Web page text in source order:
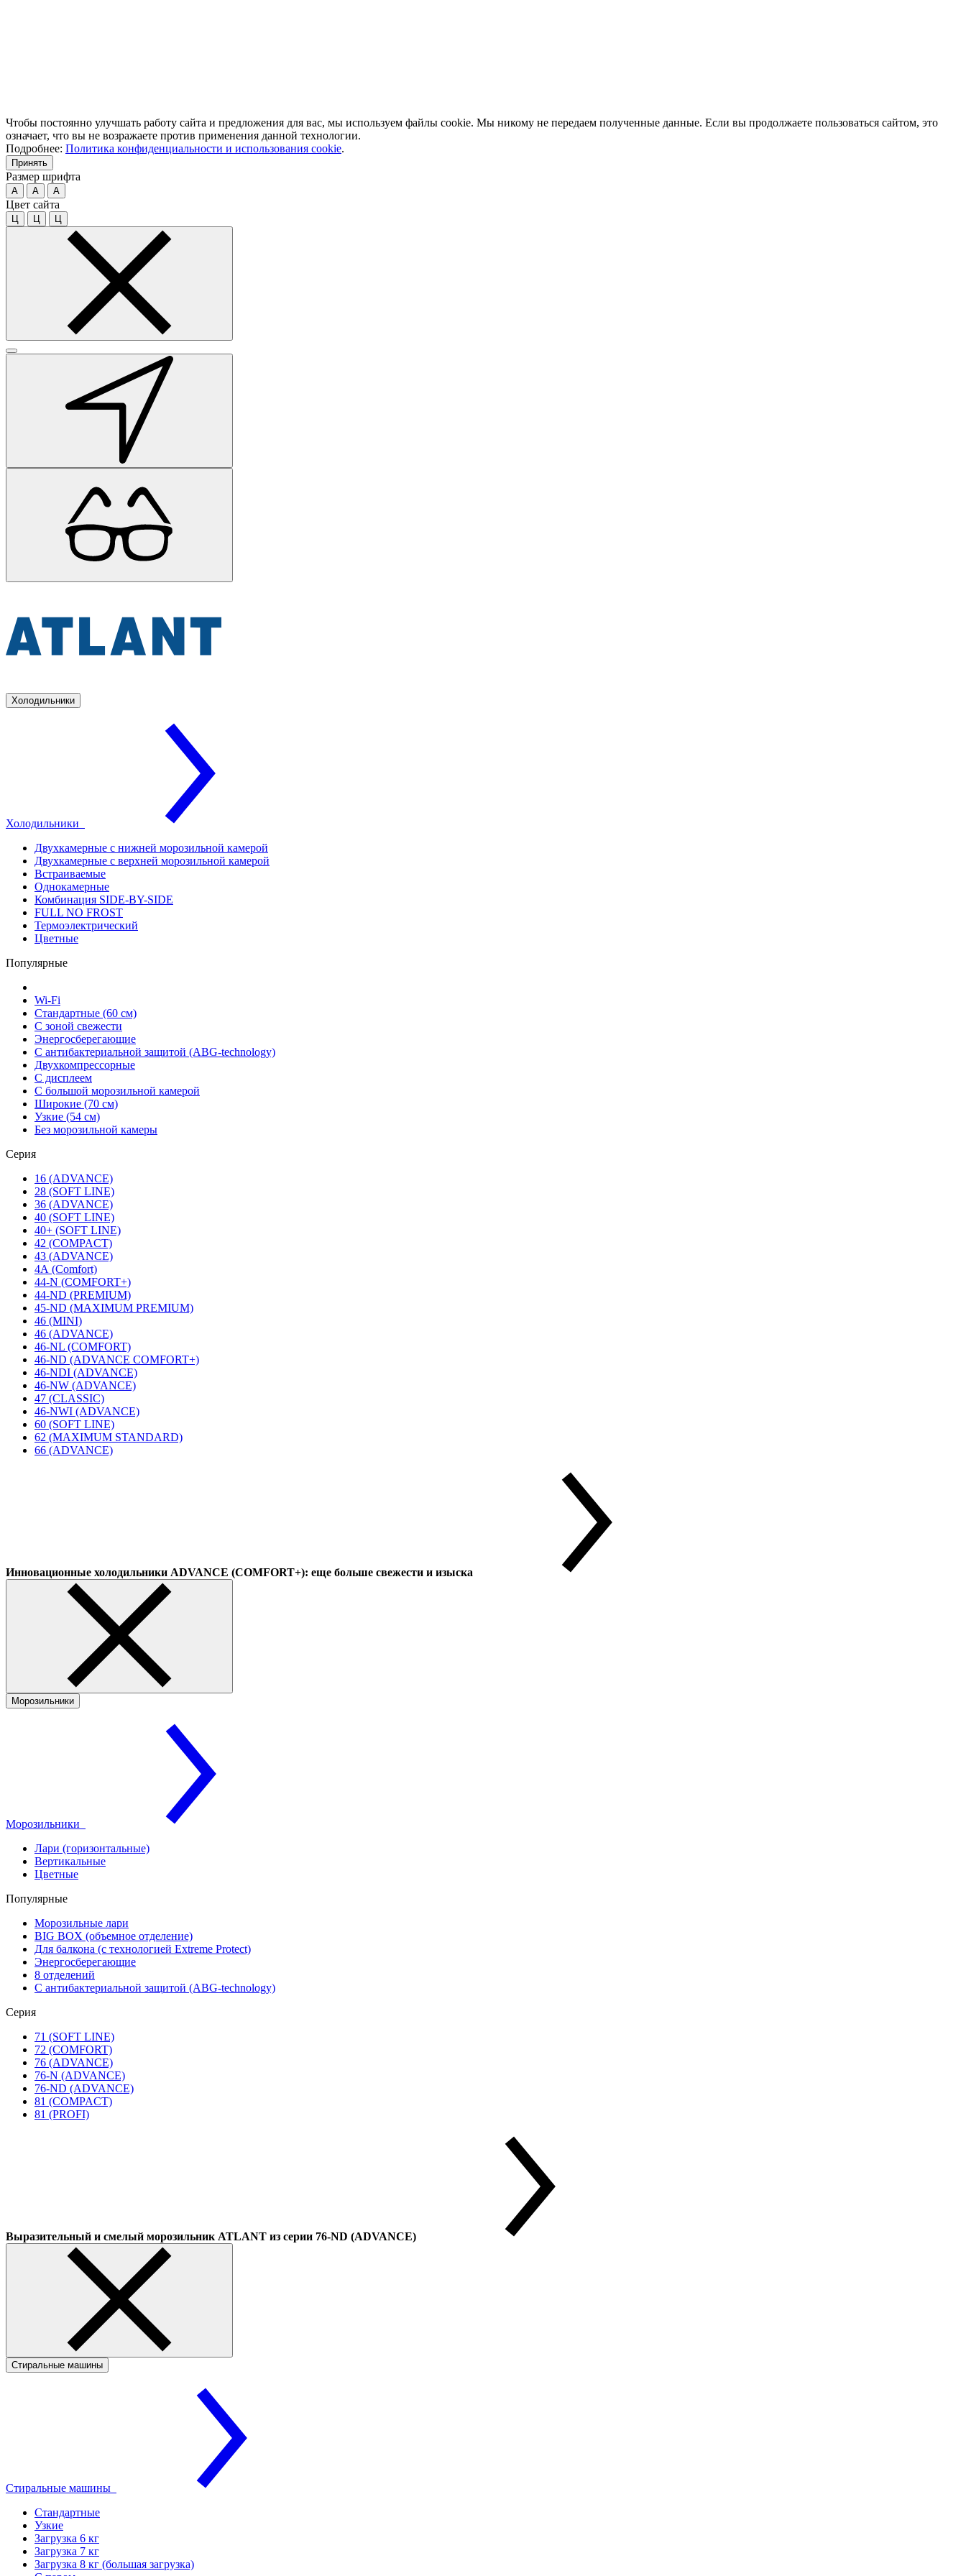
Чтобы постоянно улучшать работу сайта и предложения для вас, мы используем файлы cookie. Мы никому не передаем полученные данные. Если вы продолжаете пользоваться сайтом, это
означает, что вы не возражаете против применения данной технологии.
Подробнее: Политика конфиденциальности и использования cookie.
Принять
Размер шрифта
A A A
Цвет сайта
Ц Ц Ц
Холодильники
Холодильники
Двухкамерные с нижней морозильной камерой
Двухкамерные с верхней морозильной камерой
Встраиваемые
Однокамерные
Комбинация SIDE-BY-SIDE
FULL NO FROST
Термоэлектрический
Цветные
Популярные
Wi-Fi
Стандартные (60 см)
С зоной свежести
Энергосберегающие
С антибактериальной защитой (ABG-technology)
Двухкомпрессорные
С дисплеем
С большой морозильной камерой
Широкие (70 см)
Узкие (54 см)
Без морозильной камеры
Серия
16 (ADVANCE)
28 (SOFT LINE)
36 (ADVANCE)
40 (SOFT LINE)
40+ (SOFT LINE)
42 (COMPACT)
43 (ADVANCE)
4А (Comfort)
44-N (COMFORT+)
44-ND (PREMIUM)
45-ND (MAXIMUM PREMIUM)
46 (MINI)
46 (ADVANCE)
46-NL (COMFORT)
46-ND (ADVANCE COMFORT+)
46-NDI (ADVANCE)
46-NW (ADVANCE)
47 (CLASSIC)
46-NWI (ADVANCE)
60 (SOFT LINE)
62 (MAXIMUM STANDARD)
66 (ADVANCE)
Инновационные холодильники ADVANCE (COMFORT+): еще больше свежести и изыска
Морозильники
Морозильники
Лари (горизонтальные)
Вертикальные
Цветные
Популярные
Морозильные лари
BIG BOX (объемное отделение)
Для балкона (с технологией Extreme Protect)
Энергосберегающие
8 отделений
С антибактериальной защитой (ABG-technology)
Серия
71 (SOFT LINE)
72 (COMFORT)
76 (ADVANCE)
76-N (ADVANCE)
76-ND (ADVANCE)
81 (COMPACT)
81 (PROFI)
Выразительный и смелый морозильник ATLANT из серии 76-ND (ADVANCE)
Стиральные машины
Стиральные машины
Стандартные
Узкие
Загрузка 6 кг
Загрузка 7 кг
Загрузка 8 кг (большая загрузка)